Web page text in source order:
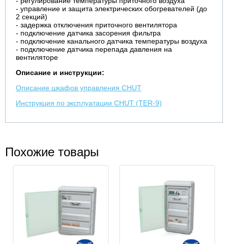
- управление и защита электрических обогревателей (до
2 секций)
- задержка отключения приточного вентилятора
- подключение датчика засорения фильтра
- подключение канального датчика температуры воздуха
- подключение датчика перепада давления на
вентиляторе
Описание и инструкции:
Описание шкафов управления CHUT
Инструкция по эксплуатации CHUT (TER-9)
Похожие товары